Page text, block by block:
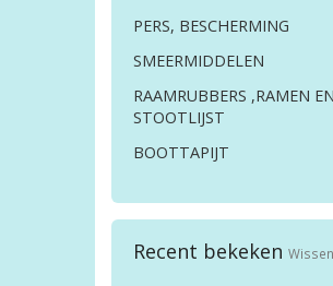
PERS, BESCHERMING
SMEERMIDDELEN
RAAMRUBBERS ,RAMEN EN
STOOTLIJST
BOOTTAPIJT
Recent bekeken Wissen